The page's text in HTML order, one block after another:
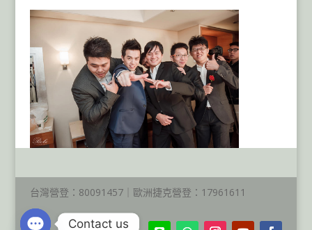
台灣營登：80091457｜歐洲捷克營登：17961611
Contact us